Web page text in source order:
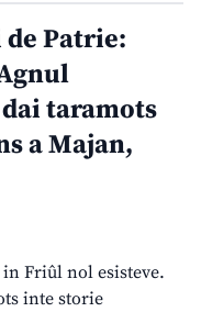
Patrie:
taramots
a Majan,
Friûl nol esisteve.
inte storie